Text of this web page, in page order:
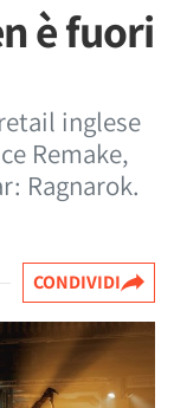
è fuori
inglese
Remake,
Ragnarok.
CONDIVIDI